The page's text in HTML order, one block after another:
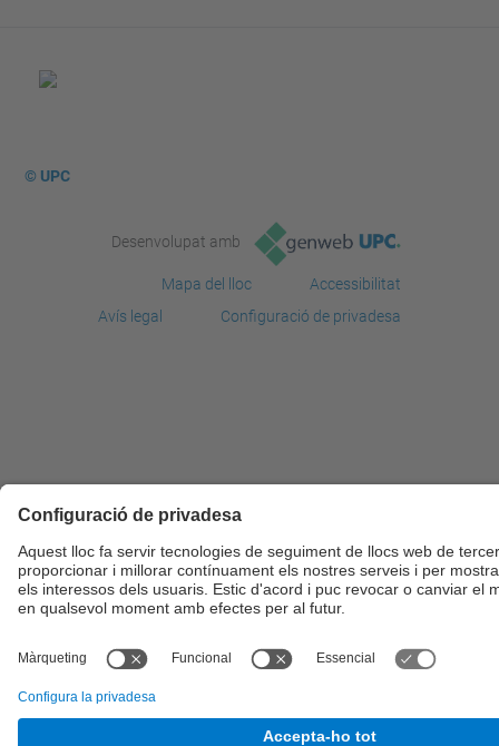
© UPC
Desenvolupat amb
Mapa del lloc
Accessibilitat
Avís legal
Configuració de privadesa